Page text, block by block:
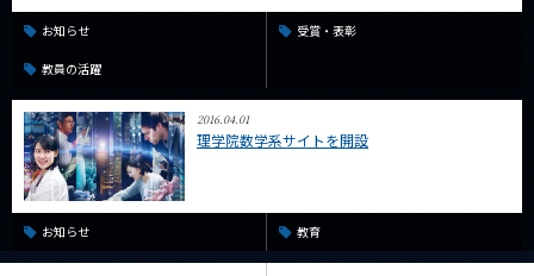
お知らせ 受賞・表彰
教員の活躍
2016.04.01
理学院数学系サイトを開設
お知らせ 教育